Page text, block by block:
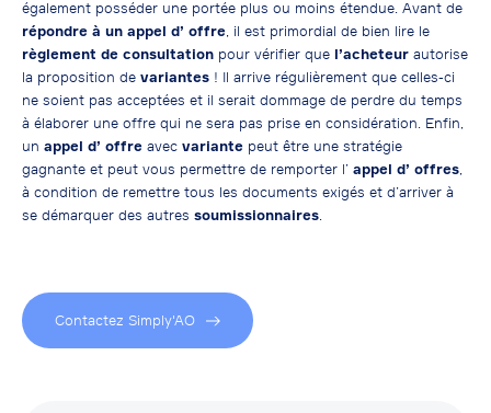
également posséder une portée plus ou moins étendue. Avant de
répondre à un appel d’ offre, il est primordial de bien lire le
règlement de consultation pour vérifier que l’acheteur autorise
la proposition de variantes ! Il arrive régulièrement que celles-ci
ne soient pas acceptées et il serait dommage de perdre du temps
à élaborer une offre qui ne sera pas prise en considération. Enfin,
un appel d’ offre avec variante peut être une stratégie
gagnante et peut vous permettre de remporter l’ appel d’ offres,
à condition de remettre tous les documents exigés et d’arriver à
se démarquer des autres soumissionnaires.
Contactez Simply'AO